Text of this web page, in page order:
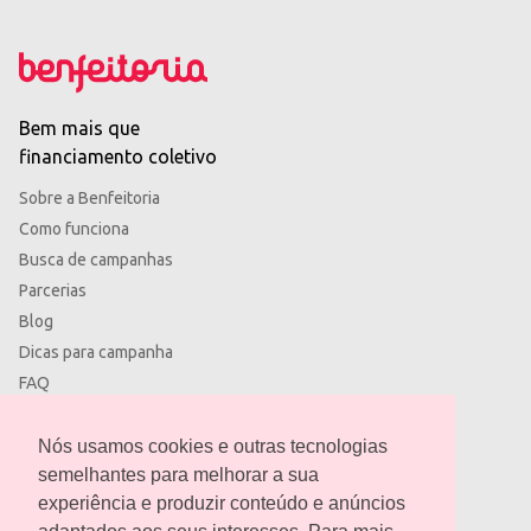
Nós usamos cookies e outras tecnologias
semelhantes para melhorar a sua
experiência e produzir conteúdo e anúncios
Bem mais que
financiamento coletivo
Sobre a Benfeitoria
Como funciona
Busca de campanhas
Parcerias
Blog
Dicas para campanha
FAQ
Política de privacidade